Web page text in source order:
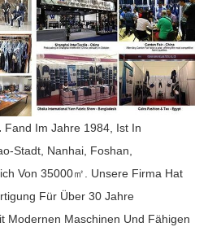
Fand Im Jahre 1984, Ist In
Stadt, Nanhai, Foshan,
Von 35000㎡. Unsere Firma Hat
Für Über 30 Jahre
Modernen Maschinen Und Fähigen